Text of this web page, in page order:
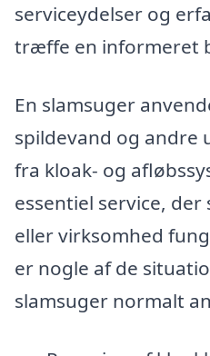
serviceydelser og
træffe en informeret
En slamsuger
spildevand og andre
fra kloak- og
essentiel service,
eller virksomhed
er nogle af de
slamsuger normalt